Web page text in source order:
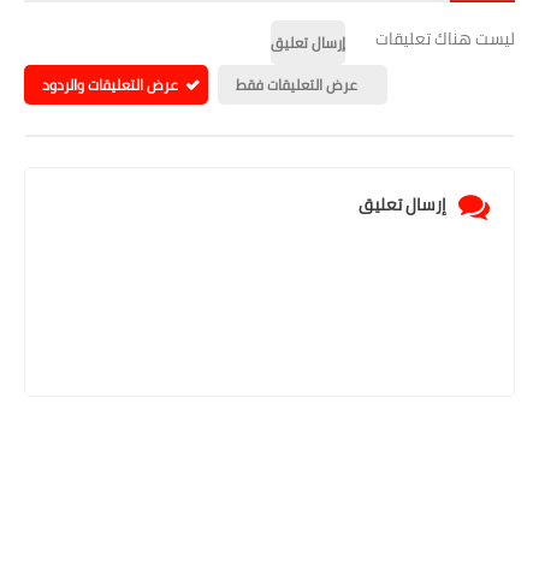
ليست هناك تعليقات
إرسال تعليق
عرض التعليقات فقط
عرض التعليقات والردود
إرسال تعليق